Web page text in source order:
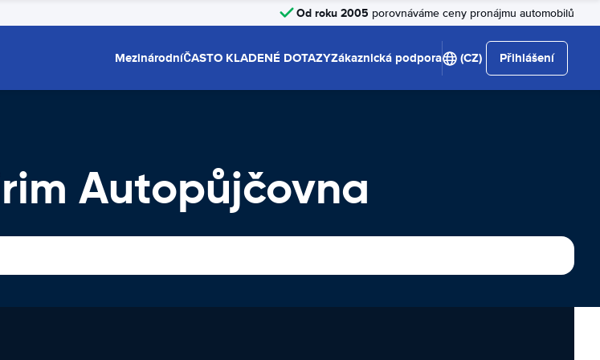
Od roku 2005 porovnáváme ceny pronájmu automobilů
MezinárodníČASTO KLADENÉ DOTAZYZákaznická podpora (CZ) Přihlášení
Autopůjčovna